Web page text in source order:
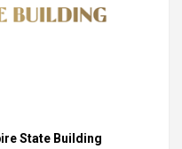
State Building